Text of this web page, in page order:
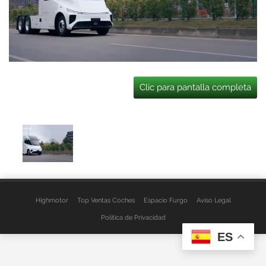
Clic para pantalla completa
Highmotor Top Ventas Coches Espacio Furgo Aviso Legal
Política de Privacidad
ES